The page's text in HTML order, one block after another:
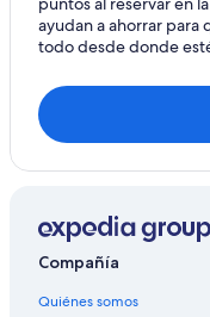
Brackendale
Britannia Beach
Anmore
Garibaldi Highlands
ayudan a ahorrar para
todo desde donde
Compañía
Quiénes somos